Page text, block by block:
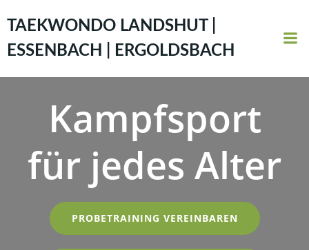
Inhalt
springen
TAEKWONDO LANDSHUT |
ESSENBACH | ERGOLDSBACH
Kampfsport
für jedes Alter
PROBETRAINING VEREINBAREN